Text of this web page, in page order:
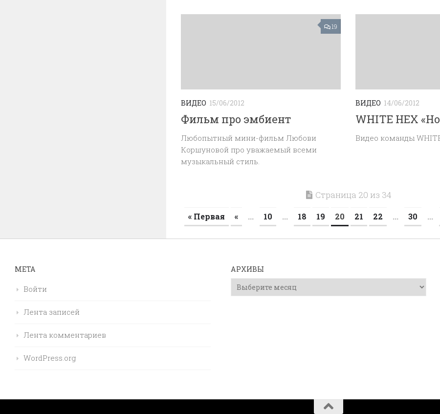
19
ВИДЕО 15/06/2012
Фильм про эмбиент
Любопытный мини-фильм Любови
Коршуновой про уважаемый всеми
музыкальный стиль.
ВИДЕО 14/06/2012
WHITE HEX
Видео команды
Страница 20 из 34
« Первая « ... 10 ... 18 19 20 21 22 ... 30 ...
МЕТА
Войти
Лента записей
Лента комментариев
WordPress.org
АРХИВЫ
Архивы